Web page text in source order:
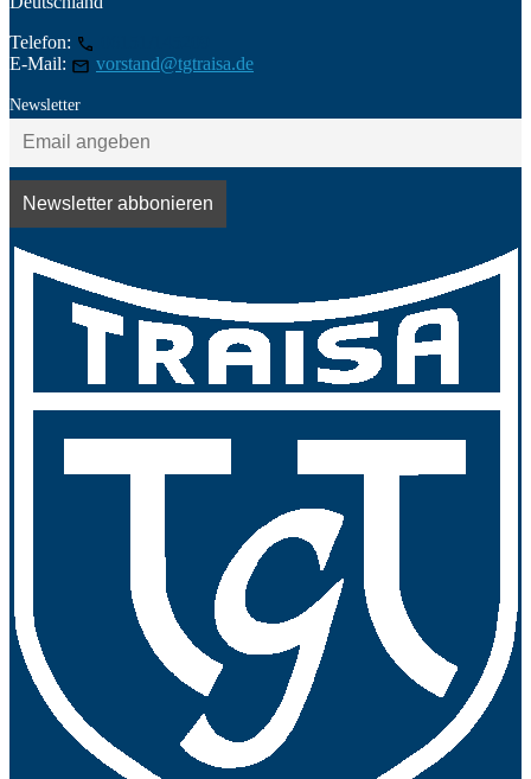
Telefon:
E-Mail:
vorstand@tgtraisa.de
Newsletter